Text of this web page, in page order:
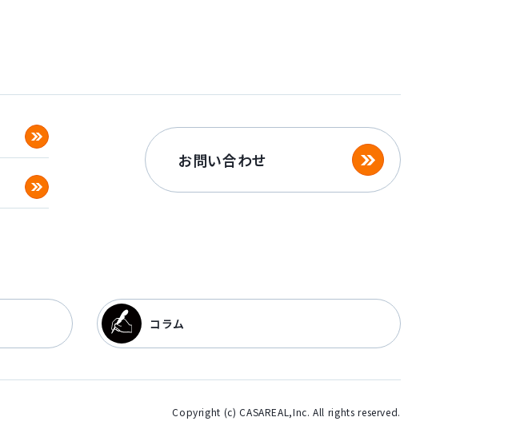
お問い合わせ
コラム
Copyright (c) CASAREAL,Inc. All rights reserved.